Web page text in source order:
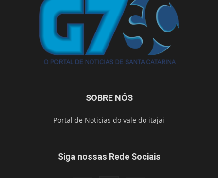
SOBRE NÓS
Portal de Noticias do vale do itajai
Siga nossas Rede Sociais